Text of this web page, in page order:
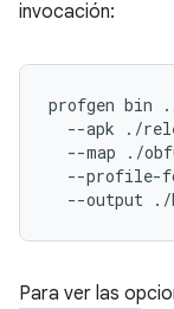
invocación:
profgen bin
--apk
./
--map
./
--profile-
--output ./
Para ver las